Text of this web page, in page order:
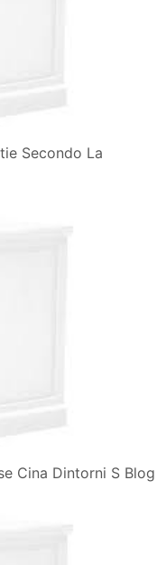
Secondo La
Cina Dintorni S Blog